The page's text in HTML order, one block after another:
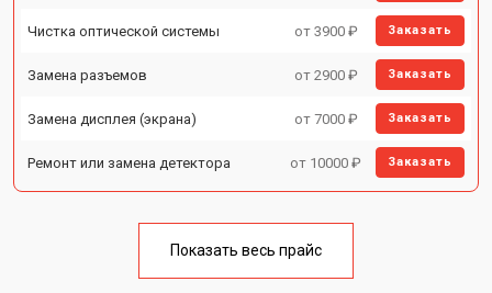
Чистка оптической системы от 3900 ₽ Заказать
Замена разъемов от 2900 ₽ Заказать
Замена дисплея (экрана) от 7000 ₽ Заказать
Ремонт или замена детектора от 10000 ₽ Заказать
Показать весь прайс